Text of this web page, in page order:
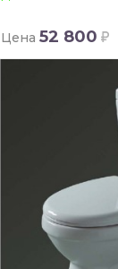
Цена 52 800